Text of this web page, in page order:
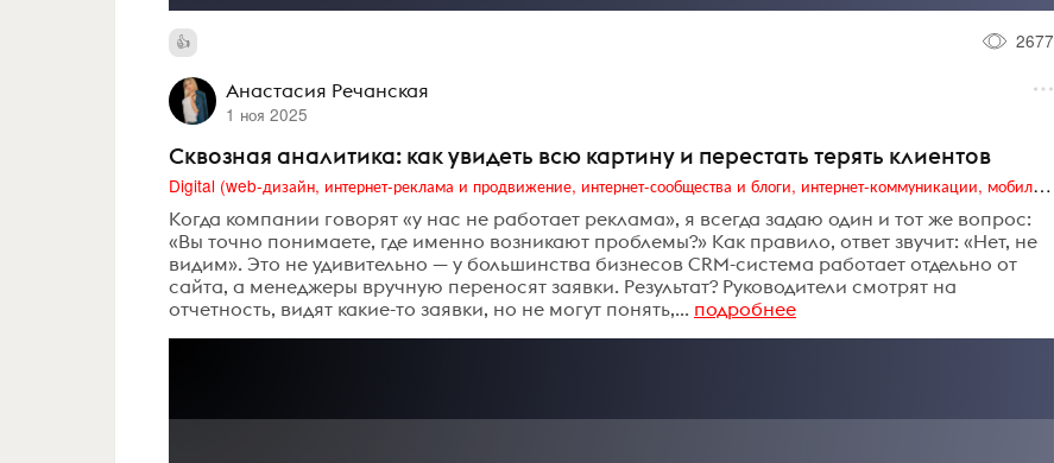
2677
Анастасия Речанская
1 ноя 2025
Сквозная аналитика: как увидеть всю картину и перестать терять клиентов
Digital (web-дизайн, интернет-реклама и продвижение, интернет-сообщества и блоги, интернет-коммуникации, мобильный маркетинг, реклама на цифровых экранах)
Когда компании говорят «у нас не работает реклама», я всегда задаю один и тот же вопрос:
«Вы точно понимаете, где именно возникают проблемы?» Как правило, ответ звучит: «Нет, не
видим». Это не удивительно — у большинства бизнесов CRM-система работает отдельно от
сайта, а менеджеры вручную переносят заявки. Результат? Руководители смотрят на
отчетность, видят какие-то заявки, но не могут понять,... подробнее